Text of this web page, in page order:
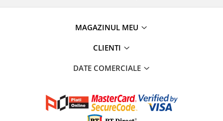
MAGAZINUL MEU
CLIENTI
DATE COMERCIALE